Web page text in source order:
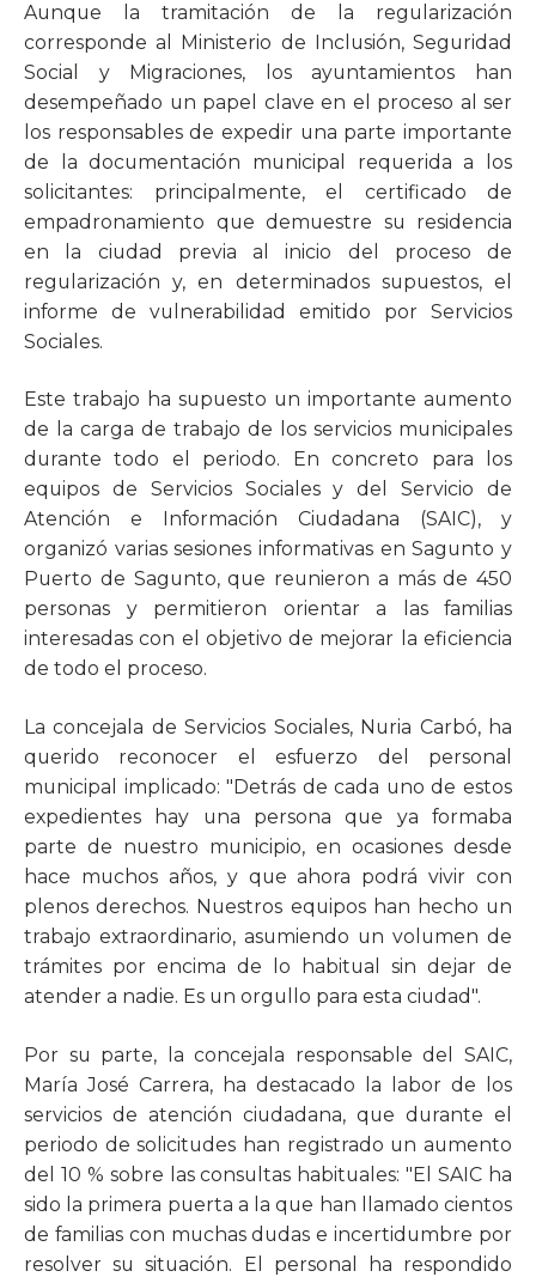
Aunque la tramitación de la regularización
corresponde al Ministerio de Inclusión, Seguridad
Social y Migraciones, los ayuntamientos han
desempeñado un papel clave en el proceso al ser
los responsables de expedir una parte importante
de la documentación municipal requerida a los
solicitantes: principalmente, el certificado de
empadronamiento que demuestre su residencia
en la ciudad previa al inicio del proceso de
regularización y, en determinados supuestos, el
informe de vulnerabilidad emitido por Servicios
Sociales.
Este trabajo ha supuesto un importante aumento
de la carga de trabajo de los servicios municipales
durante todo el periodo. En concreto para los
equipos de Servicios Sociales y del Servicio de
Atención e Información Ciudadana (SAIC), y
organizó varias sesiones informativas en Sagunto y
Puerto de Sagunto, que reunieron a más de 450
personas y permitieron orientar a las familias
interesadas con el objetivo de mejorar la eficiencia
de todo el proceso.
La concejala de Servicios Sociales, Nuria Carbó, ha
querido reconocer el esfuerzo del personal
municipal implicado: "Detrás de cada uno de estos
expedientes hay una persona que ya formaba
parte de nuestro municipio, en ocasiones desde
hace muchos años, y que ahora podrá vivir con
plenos derechos. Nuestros equipos han hecho un
trabajo extraordinario, asumiendo un volumen de
trámites por encima de lo habitual sin dejar de
atender a nadie. Es un orgullo para esta ciudad".
Por su parte, la concejala responsable del SAIC,
María José Carrera, ha destacado la labor de los
servicios de atención ciudadana, que durante el
periodo de solicitudes han registrado un aumento
del 10 % sobre las consultas habituales: "El SAIC ha
sido la primera puerta a la que han llamado cientos
de familias con muchas dudas e incertidumbre por
resolver su situación. El personal ha respondido